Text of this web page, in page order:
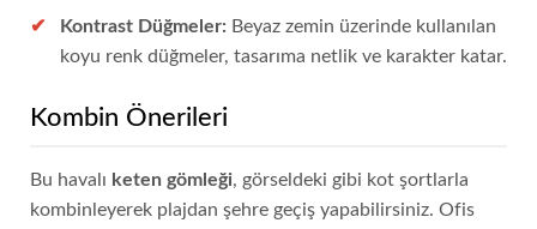
Kontrast Düğmeler: Beyaz zemin üzerinde kullanılan
koyu renk düğmeler, tasarıma netlik ve karakter katar.
Kombin Önerileri
Bu havalı keten gömleği, görseldeki gibi kot şortlarla
kombinleyerek plajdan şehre geçiş yapabilirsiniz. Ofis